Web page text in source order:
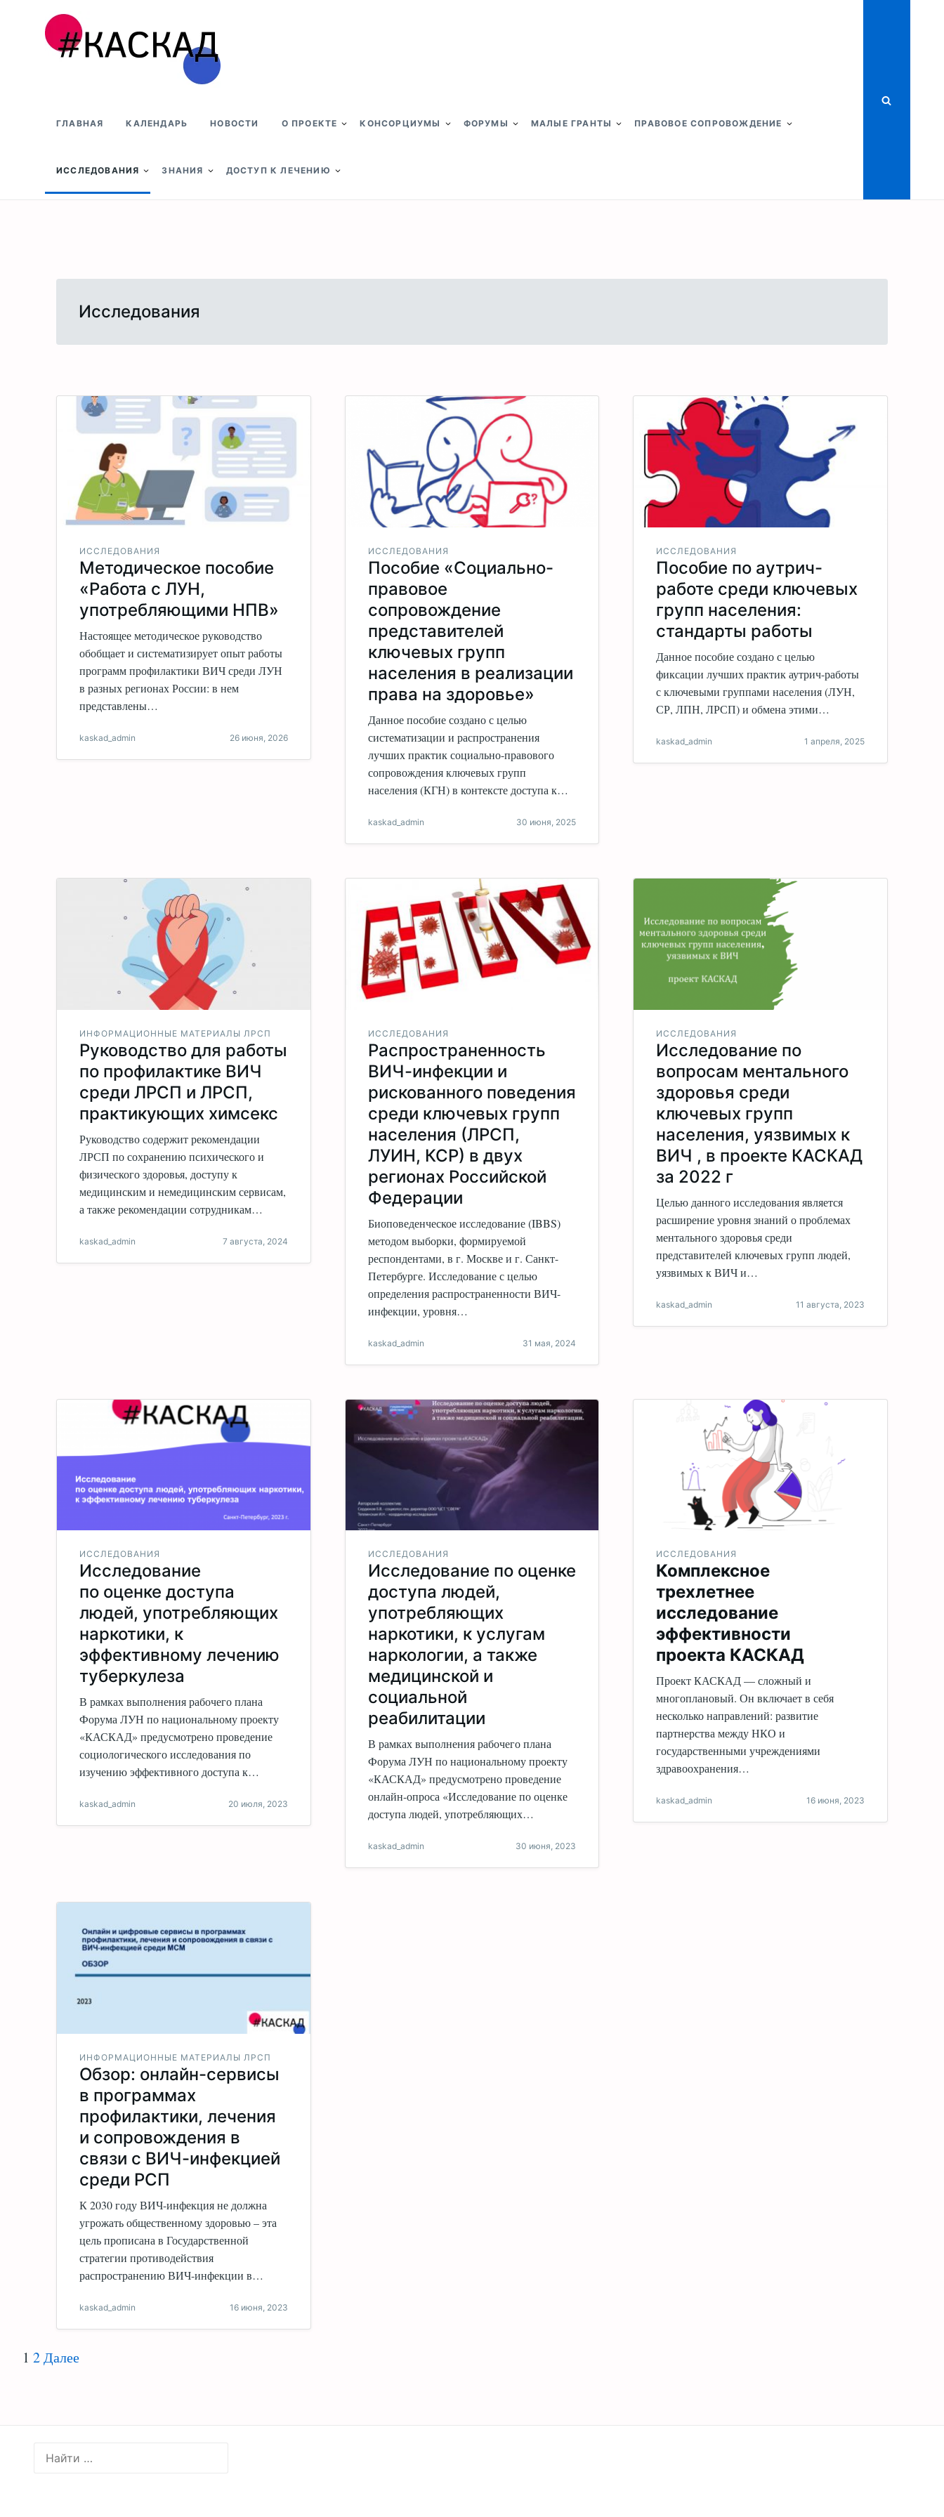
ГЛАВНАЯ КАЛЕНДАРЬ НОВОСТИ О ПРОЕКТЕ КОНСОРЦИУМЫ ФОРУМЫ МАЛЫЕ ГРАНТЫ ПРАВОВОЕ СОПРОВОЖДЕНИЕ
ИССЛЕДОВАНИЯ ЗНАНИЯ ДОСТУП К ЛЕЧЕНИЮ
Исследования
ИССЛЕДОВАНИЯ
Методическое пособие
«Работа с ЛУН,
употребляющими НПВ»
Настоящее методическое руководство
обобщает и систематизирует опыт работы
программ профилактики ВИЧ среди ЛУН
в разных регионах России: в нем
представлены…
kaskad_admin 26 июня, 2026
ИССЛЕДОВАНИЯ
Пособие «Социально-
правовое
сопровождение
представителей
ключевых групп
населения в реализации
права на здоровье»
Данное пособие создано с целью
систематизации и распространения
лучших практик социально-правового
сопровождения ключевых групп
населения (КГН) в контексте доступа к…
kaskad_admin 30 июня, 2025
ИССЛЕДОВАНИЯ
Пособие по аутрич-
работе среди ключевых
групп населения:
стандарты работы
Данное пособие создано с целью
фиксации лучших практик аутрич-работы
с ключевыми группами населения (ЛУН,
СР, ЛПН, ЛРСП) и обмена этими…
kaskad_admin 1 апреля, 2025
ИНФОРМАЦИОННЫЕ МАТЕРИАЛЫ ЛРСП
Руководство для работы
по профилактике ВИЧ
среди ЛРСП и ЛРСП,
практикующих химсекс
Руководство содержит рекомендации
ЛРСП по сохранению психического и
физического здоровья, доступу к
медицинским и немедицинским сервисам,
а также рекомендации сотрудникам…
kaskad_admin 7 августа, 2024
ИССЛЕДОВАНИЯ
Распространенность
ВИЧ-инфекции и
рискованного поведения
среди ключевых групп
населения (ЛРСП,
ЛУИН, КСР) в двух
регионах Российской
Федерации
Биоповеденческое исследование (IBBS)
методом выборки, формируемой
респондентами, в г. Москве и г. Санкт-
Петербурге. Исследование с целью
определения распространенности ВИЧ-
инфекции, уровня…
kaskad_admin 31 мая, 2024
ИССЛЕДОВАНИЯ
Исследование по
вопросам ментального
здоровья среди
ключевых групп
населения, уязвимых к
ВИЧ , в проекте КАСКАД
за 2022 г
Целью данного исследования является
расширение уровня знаний о проблемах
ментального здоровья среди
представителей ключевых групп людей,
уязвимых к ВИЧ и…
kaskad_admin 11 августа, 2023
ИССЛЕДОВАНИЯ
Исследование
по оценке доступа
людей, употребляющих
наркотики, к
эффективному лечению
туберкулеза
В рамках выполнения рабочего плана
Форума ЛУН по национальному проекту
«КАСКАД» предусмотрено проведение
социологического исследования по
изучению эффективного доступа к…
kaskad_admin 20 июля, 2023
ИССЛЕДОВАНИЯ
Исследование по оценке
доступа людей,
употребляющих
наркотики, к услугам
наркологии, а также
медицинской и
социальной
реабилитации
В рамках выполнения рабочего плана
Форума ЛУН по национальному проекту
«КАСКАД» предусмотрено проведение
онлайн-опроса «Исследование по оценке
доступа людей, употребляющих…
kaskad_admin 30 июня, 2023
ИССЛЕДОВАНИЯ
Комплексное
трехлетнее
исследование
эффективности
проекта КАСКАД
Проект КАСКАД — сложный и
многоплановый. Он включает в себя
несколько направлений: развитие
партнерства между НКО и
государственными учреждениями
здравоохранения…
kaskad_admin 16 июня, 2023
ИНФОРМАЦИОННЫЕ МАТЕРИАЛЫ ЛРСП
Обзор: онлайн-сервисы
в программах
профилактики, лечения
и сопровождения в
связи с ВИЧ-инфекцией
среди РСП
К 2030 году ВИЧ-инфекция не должна
угрожать общественному здоровью – эта
цель прописана в Государственной
стратегии противодействия
распространению ВИЧ-инфекции в…
kaskad_admin 16 июня, 2023
1 2Далее